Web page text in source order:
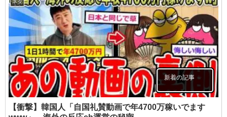
ネタ
新着の記事
【衝撃】韓国人「自国礼賛動画で年4700万稼いでます